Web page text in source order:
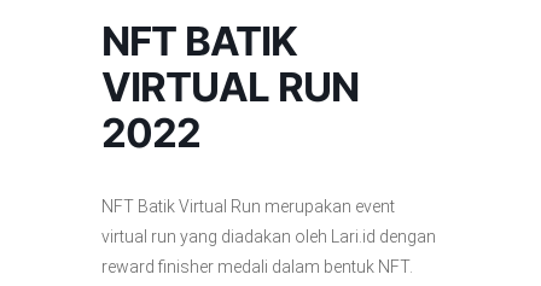
NFT BATIK
VIRTUAL RUN
2022
NFT Batik Virtual Run merupakan event
virtual run yang diadakan oleh Lari.id dengan
reward finisher medali dalam bentuk NFT.